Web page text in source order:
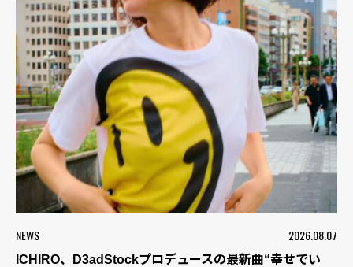
NEWS 2026.08.07
ICHIRO、D3adStockプロデュースの最新曲“幸せでい